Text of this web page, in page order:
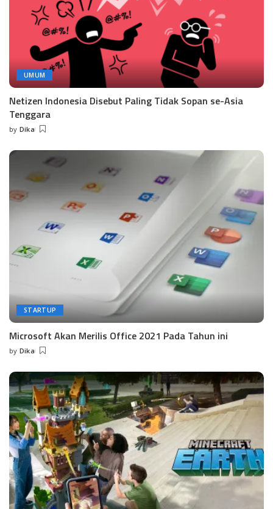
UMUM
Netizen Indonesia Disebut Paling Tidak Sopan se-Asia
Tenggara
Posted
by Dika
STARTUP
Microsoft Akan Merilis Office 2021 Pada Tahun ini
Posted
by Dika